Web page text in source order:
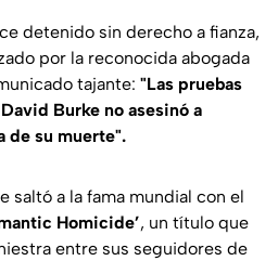
detenido sin derecho a fianza,
por la reconocida abogada
tajante: "Las pruebas
Burke no asesinó a
de su muerte".
saltó a la fama mundial con el
Homicide’, un título que
entre sus seguidores de